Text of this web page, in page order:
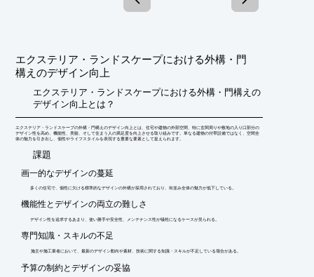
エクステリア・ランドスケープにおける外構・門
構えのデザイン向上
エクステリア・ランドスケープにおける外構・門構えの
デザイン向上とは？
エクステリア・ランドスケープの外構・門構えのデザイン向上とは、住宅や建物の外部空間、特に玄関周りや敷地の入り口部分の
デザイン性を高め、機能性、美観、そして住まう人の満足度を向上させる取り組みです。単なる建物の付帯設備ではなく、空間全
体の魅力を引き出し、個性やライフスタイルを表現する重要な要素として捉えられます。
​課題
画一的なデザインの蔓延
多くの住宅で、個性に欠ける標準的なデザインの外構が採用されており、街並み全体の魅力が低下している。
機能性とデザインの両立の難しさ
デザイン性を追求するあまり、使い勝手や安全性、メンテナンス性が犠牲になるケースが見られる。
専門知識・スキルの不足
施主や施工業者において、最新のデザイン動向や素材、技術に関する知識・スキルが不足している場合がある。
予算の制約とデザインの妥協